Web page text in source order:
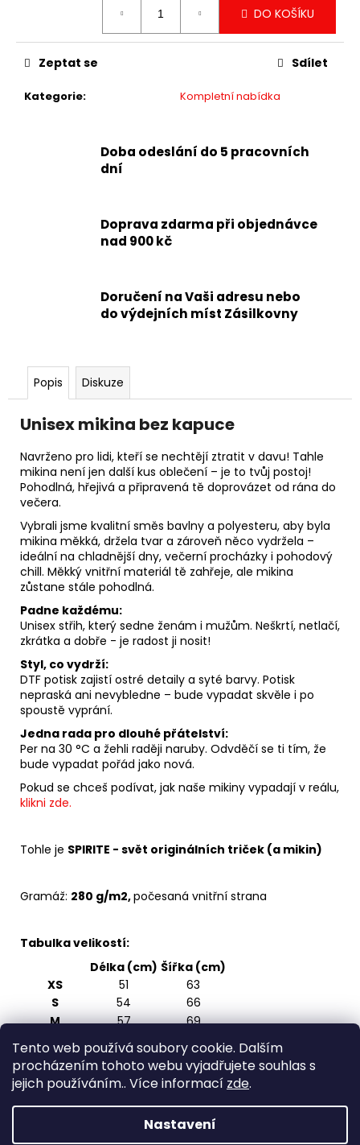
Tento web používá soubory cookie. Dalším
procházením tohoto webu vyjadřujete souhlas s
jejich používáním.. Více informací zde.
Nastavení
DO KOŠÍKU
Kategorie: Kompletní nabídka
Zeptat se Sdílet
Doba odeslání do 5 pracovních
dní
Doprava zdarma při objednávce
nad 900 kč
Doručení na Vaši adresu nebo
do výdejních míst Zásilkovny
Popis Diskuze
Unisex mikina bez kapuce
Navrženo pro lidi, kteří se nechtějí ztratit v davu! Tahle
mikina není jen další kus oblečení – je to tvůj postoj!
Pohodlná, hřejivá a připravená tě doprovázet od rána do
večera.
Vybrali jsme kvalitní směs bavlny a polyesteru, aby byla
mikina měkká, držela tvar a zároveň něco vydržela –
ideální na chladnější dny, večerní procházky i pohodový
chill. Měkký vnitřní materiál tě zahřeje, ale mikina
zůstane stále pohodlná.
Padne každému:
Unisex střih, který sedne ženám i mužům. Neškrtí, netlačí,
zkrátka a dobře - je radost ji nosit!
Styl, co vydrží:
DTF potisk zajistí ostré detaily a syté barvy. Potisk
nepraská ani nevybledne – bude vypadat skvěle i po
spoustě vyprání.
Jedna rada pro dlouhé přátelství:
Per na 30 °C a žehli raději naruby. Odvděčí se ti tím, že
bude vypadat pořád jako nová.
Pokud se chceš podívat, jak naše mikiny vypadají v reálu,
klikni zde.
Tohle je SPIRITE - svět originálních triček (a mikin)
Gramáž: 280 g/m2,počesaná vnitřní strana
Tabulka velikostí:
Délka (cm) Šířka (cm)
XS
51
63
S
54
66
M
57
69
60
XL
63
2XL
66
78
3XL